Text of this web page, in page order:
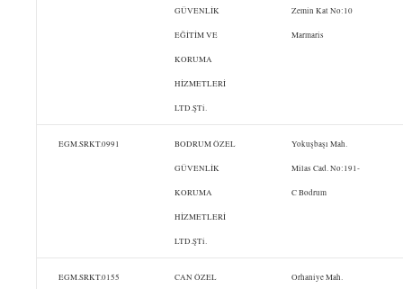
GÜVENLİK
EĞİTİM VE
KORUMA
HİZMETLERİ
LTD.ŞTi.
Zemin Kat No:10
Marmaris
EGM.SRKT.0991 BODRUM ÖZEL
GÜVENLİK
KORUMA
HİZMETLERİ
LTD.ŞTi.
Yokuşbaşı Mah.
Milas Cad. No:191-
C Bodrum
EGM.SRKT.0155 CAN ÖZEL Orhaniye Mah.